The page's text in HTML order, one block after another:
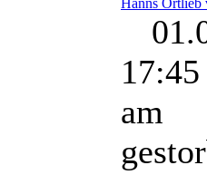
Hanns Ortlieb
17:45
am